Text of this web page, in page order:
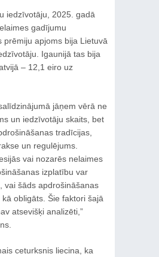
iedzīvotāju, 2025. gadā
gadījumu
prēmiju apjoms bija Lietuvā
Igaunijā tas bija
– 12,1 eiro uz
jāņem vērā ne
un iedzīvotāju skaits, bet
tradīcijas,
un regulējums.
vai nozarēs nelaimes
izplatību var
vai šāds apdrošināšanas
obligāts. Šie faktori šajā
atsevišķi analizēti,”
ceturksnis liecina, ka